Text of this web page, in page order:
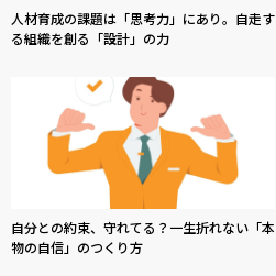
人材育成の課題は「思考力」にあり。自走す
る組織を創る「設計」の力
自分との約束、守れてる？一生折れない「本
物の自信」のつくり方